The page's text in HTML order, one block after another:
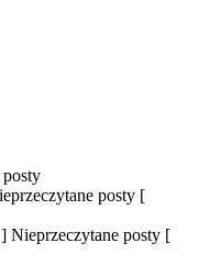
posty [
Nieprzeczytane posty [